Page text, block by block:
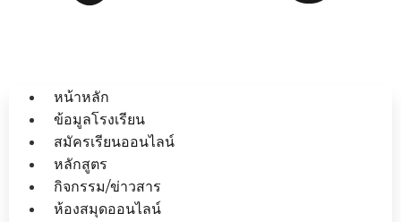
หน้าหลัก
ข้อมูลโรงเรียน
สมัครเรียนออนไลน์
หลักสูตร
กิจกรรม/ข่าวสาร
ห้องสมุดออนไลน์